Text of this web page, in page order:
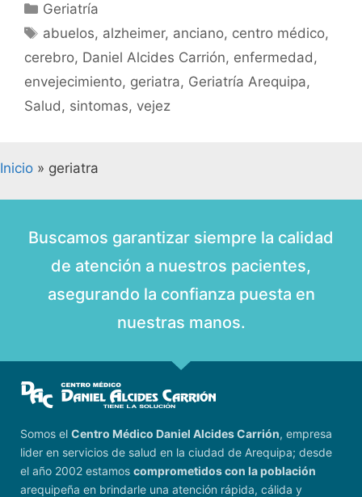
Geriatría
abuelos, alzheimer, anciano, centro médico,
cerebro, Daniel Alcides Carrión, enfermedad,
envejecimiento, geriatra, Geriatría Arequipa,
Salud, sintomas, vejez
Inicio » geriatra
Buscamos garantizar siempre la calidad
de atención a nuestros pacientes,
asegurando la confianza puesta en
nuestras manos.
Somos el Centro Médico Daniel Alcides Carrión, empresa
lider en servicios de salud en la ciudad de Arequipa; desde
el año 2002 estamos comprometidos con la población
arequipeña en brindarle una atención rápida, cálida y